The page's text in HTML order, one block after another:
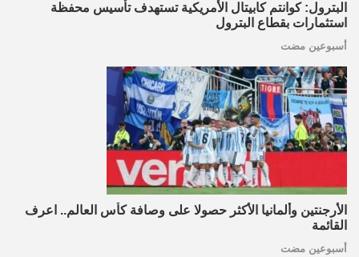
البترول: كوانتم كابيتال الأمريكية تستهدف تأسيس محفظة
استثمارات بقطاع البترول
أسبوعين مضت
الأرجنتين وألمانيا الأكثر حصولا على وصافة كأس العالم.. اعرف
القائمة
أسبوعين مضت